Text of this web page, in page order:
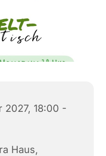
2027, 18:00 -
Haus,